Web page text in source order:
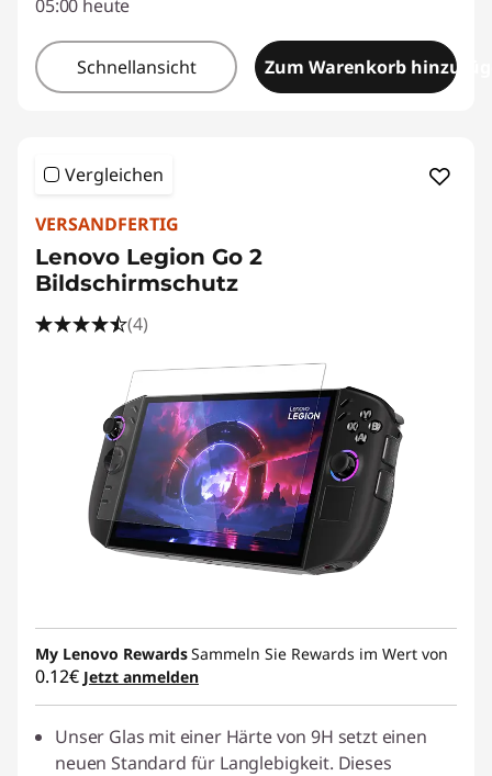
05:00 heute
Schnellansicht Zum Warenkorb
Vergleichen
VERSANDFERTIG
Lenovo Legion Go 2
Bildschirmschutz
(4)
My Lenovo RewardsSammeln Sie Rewards im Wert von
0.12€ Jetzt anmelden
Unser Glas mit einer Härte von 9H setzt einen
neuen Standard für Langlebigkeit. Dieses